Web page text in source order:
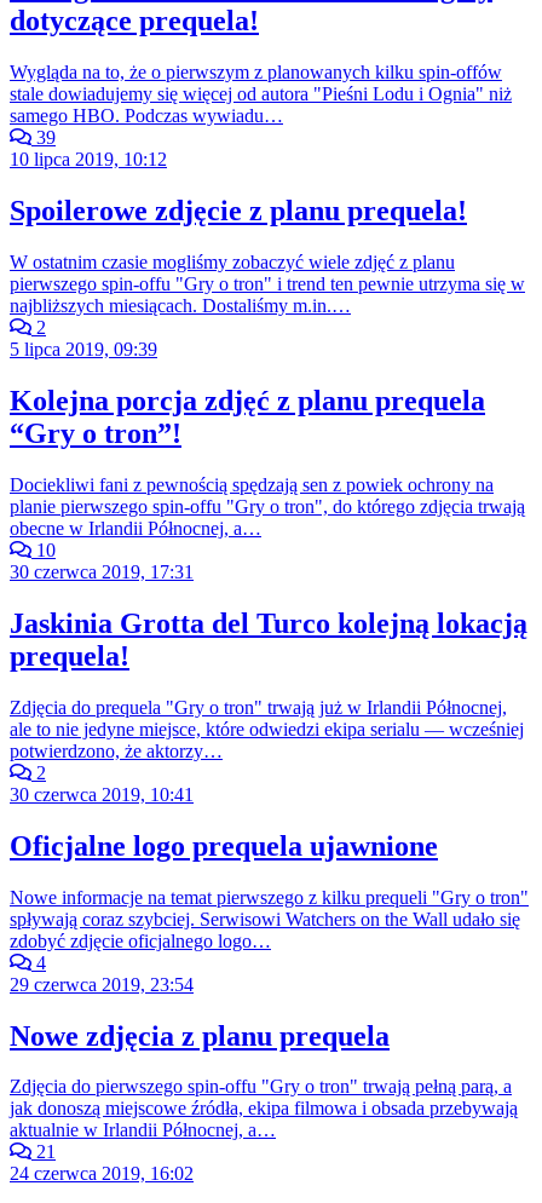
dotyczące prequela!
Wygląda na to, że o pierwszym z planowanych kilku spin-offów
stale dowiadujemy się więcej od autora "Pieśni Lodu i Ognia" niż
samego HBO. Podczas wywiadu…
39
10 lipca 2019, 10:12
Spoilerowe zdjęcie z planu prequela!
W ostatnim czasie mogliśmy zobaczyć wiele zdjęć z planu
pierwszego spin-offu "Gry o tron" i trend ten pewnie utrzyma się w
najbliższych miesiącach. Dostaliśmy m.in.…
2
5 lipca 2019, 09:39
Kolejna porcja zdjęć z planu prequela
“Gry o tron”!
Dociekliwi fani z pewnością spędzają sen z powiek ochrony na
planie pierwszego spin-offu "Gry o tron", do którego zdjęcia trwają
obecne w Irlandii Północnej, a…
10
30 czerwca 2019, 17:31
Jaskinia Grotta del Turco kolejną lokacją
prequela!
Zdjęcia do prequela "Gry o tron" trwają już w Irlandii Północnej,
ale to nie jedyne miejsce, które odwiedzi ekipa serialu — wcześniej
potwierdzono, że aktorzy…
2
30 czerwca 2019, 10:41
Oficjalne logo prequela ujawnione
Nowe informacje na temat pierwszego z kilku prequeli "Gry o tron"
spływają coraz szybciej. Serwisowi Watchers on the Wall udało się
zdobyć zdjęcie oficjalnego logo…
4
29 czerwca 2019, 23:54
Nowe zdjęcia z planu prequela
Zdjęcia do pierwszego spin-offu "Gry o tron" trwają pełną parą, a
jak donoszą miejscowe źródła, ekipa filmowa i obsada przebywają
aktualnie w Irlandii Północnej, a…
21
24 czerwca 2019, 16:02